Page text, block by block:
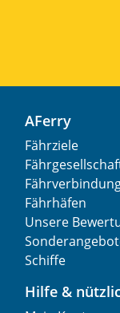
AFerry
Fährziele
Fährhäfen
Unsere
Schiffe
Hilfe &